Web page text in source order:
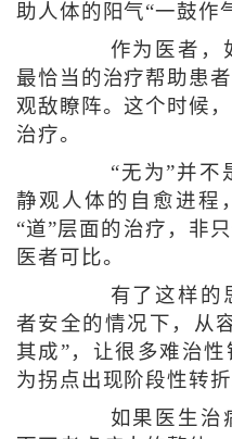
助人体的阳气“一鼓作
作为医者，
最恰当的治疗帮助患
观敌瞭阵。这个时候
治疗。
“无为”并不
静观人体的自愈进
“道”层面的治疗，非
医者可比。
有了这样的
者安全的情况下，从
其成”，让很多难治
为拐点出现阶段性转折
如果医生治